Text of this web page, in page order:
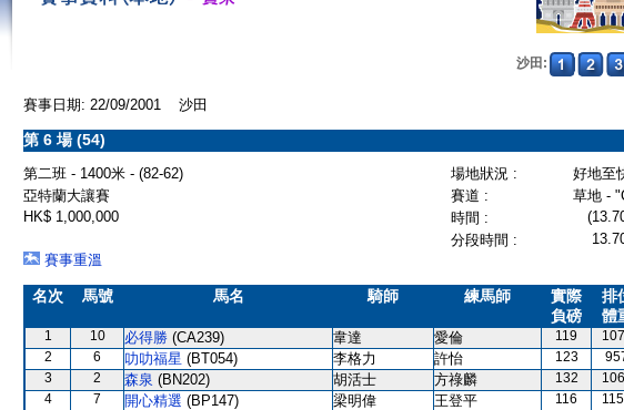
沙田:
賽事日期: 22/09/2001 沙田
第 6 場 (54)
第二班 - 1400米 - (82-62) 場地狀況 :
好地至
亞特蘭大讓賽
賽道 :
草地 -
HK$ 1,000,000
時間 :
分段時間 :
賽事重溫
名次 馬號 馬名 騎師 練馬師
實際
負磅
排
體
1 10 必得勝 (CA239) 韋達 愛倫 119
2
6 叻叻福星 (BT054) 李格力 許怡 123
3
2 森泉 (BN202) 胡活士 方祿麟 132
4
7 開心精選 (BP147) 梁明偉 王登平 116